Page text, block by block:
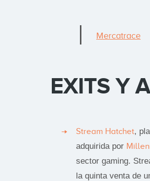
Mercatrace
EXITS Y
Stream Hatchet,
adquirida por
sector gaming.
la quinta venta de